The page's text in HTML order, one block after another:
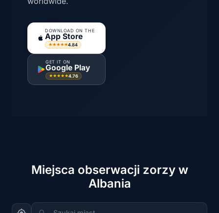
DOWNLOAD ON THE
App Store
★★★★★4.84
GET IT ON
Google Play
★★★★★4.76
Miejsca obserwacji zorzy w
Albania
Szukaj miast...